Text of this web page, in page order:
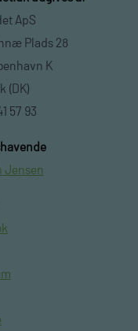
ApS
Plads 28
K
(DK)
57 93
Jensen